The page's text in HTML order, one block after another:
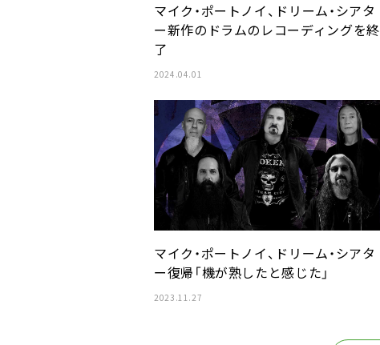
マイク・ポートノイ、ドリーム・シアタ
ー新作のドラムのレコーディングを終
了
2024.04.01
マイク・ポートノイ、ドリーム・シアタ
ー復帰「機が熟したと感じた」
2023.11.27